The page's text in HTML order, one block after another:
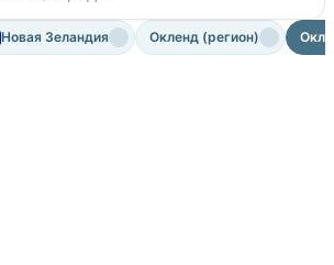
Новая Зеландия Окленд (регион)